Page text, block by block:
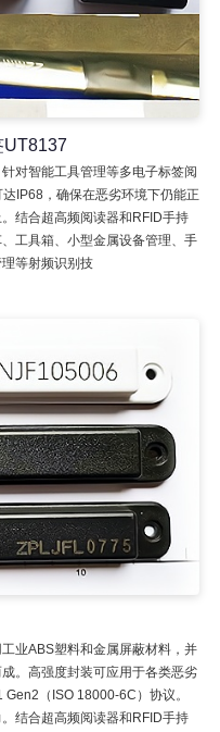
UT8137
对智能工具管理等多电子标签阅
IP68，确保在恶劣环境下仍能正
结合超高频阅读器和RFID手持
工具箱、小型金属设备管理、手
等射频识别技
业ABS塑料和金属屏蔽材料，并
。高强度封装可应用于各类恶劣
（ISO 18000-6C）协议。
结合超高频阅读器和RFID手持